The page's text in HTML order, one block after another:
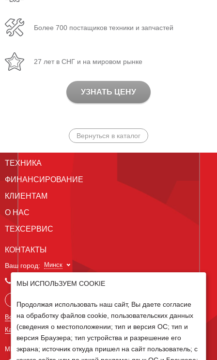
Более 700 постащиков техники и запчастей
27 лет в СНГ и на мировом рынке
УЗНАТЬ ЦЕНУ
Вернуться в каталог
ТЕХНИКА
ФИНАНСИРОВАНИЕ
КЛИЕНТАМ
О НАС
ТЕХСЕРВИС
КОНТАКТЫ
Ваш город: Минск
+375 29 238 97 34
Все контакты
Карта сайта
МЫ В СОЦ СЕТЯХ
МЫ ИСПОЛЬЗУЕМ COOKIE
Продолжая использовать наш сайт, Вы даете согласие
на обработку файлов cookie, пользовательских данных
(сведения о местоположении; тип и версия ОС; тип и
версия Браузера; тип устройства и разрешение его
экрана; источник откуда пришел на сайт пользователь; с